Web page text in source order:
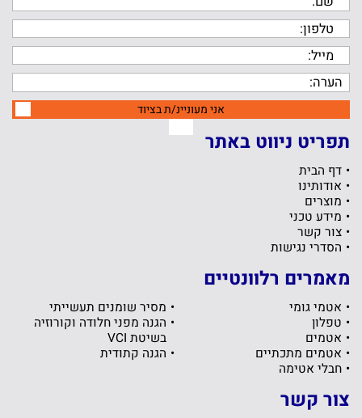
אני מעוניינ/ת בציוד
תפריט ניווט באתר
דף הבית
אודותינו
מוצרים
מידע טכני
צור קשר
הסדרי נגישות
מאמרים רלוונטיים
אטמי גומי
טפלון
אטמים
אטמים מתכתיים
חבלי אטימה
מסיר שומנים תעשייתי
הגנה מפני חלודה וקורוזיה
בשיטת VCI
הגנה קתודית
צור קשר